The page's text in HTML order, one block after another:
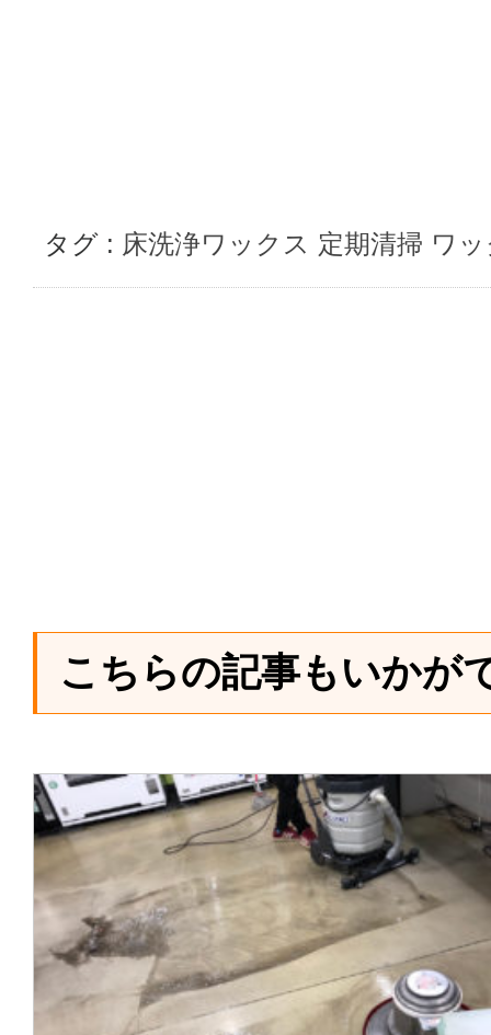
タグ : 床洗浄ワックス 定期清掃 ワ
こちらの記事もいかが